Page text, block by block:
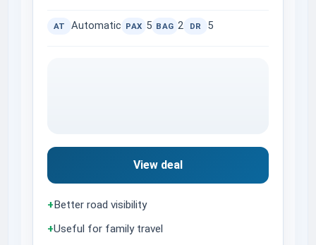
AT Automatic PAX 5 BAG 2 DR 5
View deal
+Better road visibility
+Useful for family travel